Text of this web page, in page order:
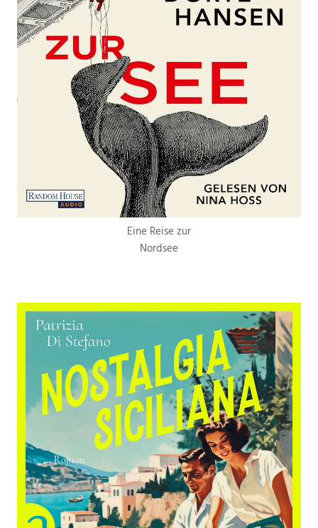
Eine Reise zur
Nordsee